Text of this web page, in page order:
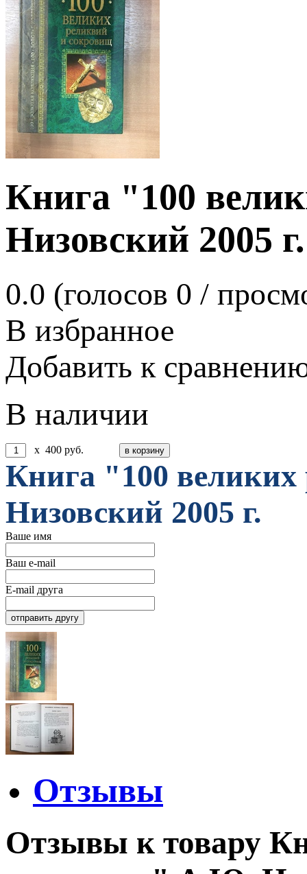
Книга "100
Низовский 2005 г.
0.0 (голосов 0 /
В избранное
Добавить к
В наличии
x 400 руб.
Книга "100
Низовский 2005 г.
Ваше имя
Ваш e-mail
E-mail друга
Отзывы
Отзывы к товару